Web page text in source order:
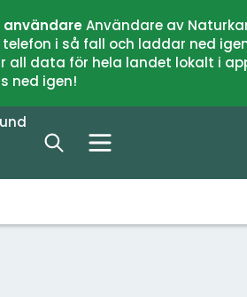
Användare av
i så fall och laddar ned
all data för hela landet lokalt i
ned igen!